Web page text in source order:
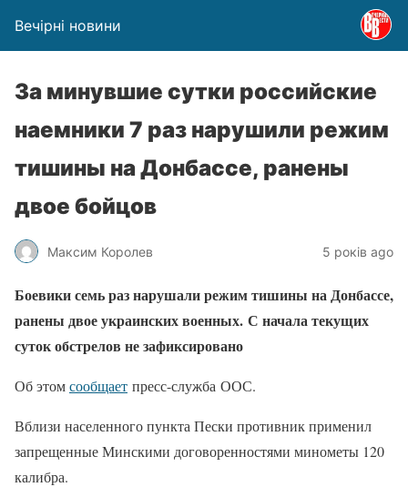
Вечірні новини
За минувшие сутки российские
наемники 7 раз нарушили режим
тишины на Донбассе, ранены
двое бойцов
Максим Королев 5 років ago
Боевики семь раз нарушали режим тишины на Донбассе,
ранены двое украинских военных. С начала текущих
суток обстрелов не зафиксировано
Об этомсообщает пресс-служба ООС.
Вблизи населенного пункта Пески противник применил
запрещенные Минскими договоренностями минометы 120
калибра.